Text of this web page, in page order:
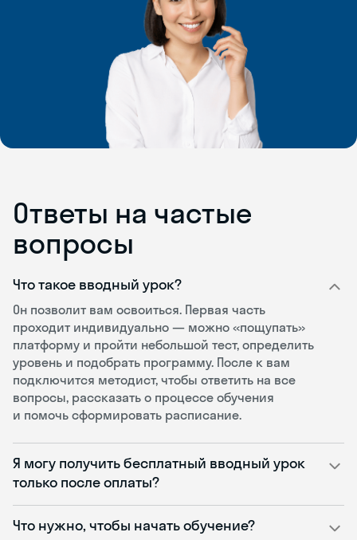
Ответы на частые
вопросы
Что такое вводный урок?
Он позволит вам освоиться. Первая часть
проходит индивидуально — можно «пощупать»
платформу и пройти небольшой тест, определить
уровень и подобрать программу. После к вам
подключится методист, чтобы ответить на все
вопросы, рассказать о процессе обучения
и помочь сформировать расписание.
Я могу получить бесплатный вводный урок
только после оплаты?
Что нужно, чтобы начать обучение?